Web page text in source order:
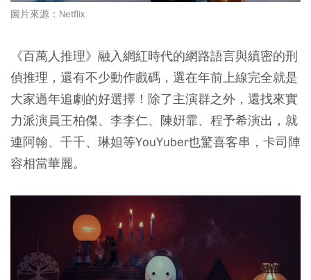
圖片來源：Netflix
《百萬人推理》融入網紅時代的網路語言與縝密的刑
偵推理，還有不少動作戲碼，選在年前上線完全就是
大家過年追劇的好選擇！除了主演群之外，還找來實
力派演員王柏傑、 李李仁、陳姸霏、程予希演出，就
連阿翰、千千、琳妲等YouYuber也驚喜客串，卡司陣
容相當華麗。